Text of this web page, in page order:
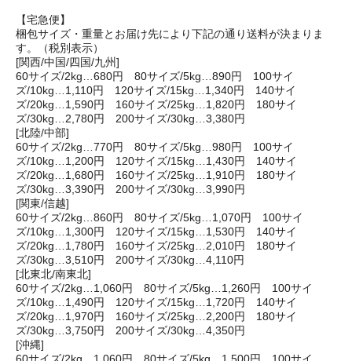
【宅急便】
梱包サイズ・重量とお届け先により下記の通り送料が決まりま
す。（税別表示）
[関西/中国/四国/九州]
60サイズ/2kg…680円 80サイズ/5kg…890円 100サイ
ズ/10kg…1,110円 120サイズ/15kg…1,340円 140サイ
ズ/20kg…1,590円 160サイズ/25kg…1,820円 180サイ
ズ/30kg…2,780円 200サイズ/30kg…3,380円
[北陸/中部]
60サイズ/2kg…770円 80サイズ/5kg…980円 100サイ
ズ/10kg…1,200円 120サイズ/15kg…1,430円 140サイ
ズ/20kg…1,680円 160サイズ/25kg…1,910円 180サイ
ズ/30kg…3,390円 200サイズ/30kg…3,990円
[関東/信越]
60サイズ/2kg…860円 80サイズ/5kg…1,070円 100サイ
ズ/10kg…1,300円 120サイズ/15kg…1,530円 140サイ
ズ/20kg…1,780円 160サイズ/25kg…2,010円 180サイ
ズ/30kg…3,510円 200サイズ/30kg…4,110円
[北東北/南東北]
60サイズ/2kg…1,060円 80サイズ/5kg…1,260円 100サイ
ズ/10kg…1,490円 120サイズ/15kg…1,720円 140サイ
ズ/20kg…1,970円 160サイズ/25kg…2,200円 180サイ
ズ/30kg…3,750円 200サイズ/30kg…4,350円
[沖縄]
60サイズ/2kg…1,060円 80サイズ/5kg…1,500円 100サイ